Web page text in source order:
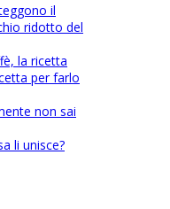
il
ridotto del
la ricetta
per farlo
non sai
li unisce?